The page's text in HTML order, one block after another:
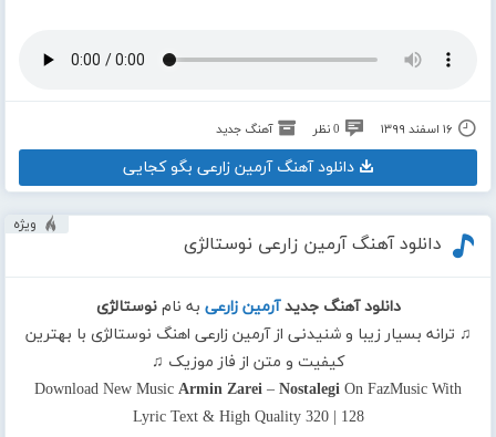
۱۶ اسفند ۱۳۹۹ 0 نظر آهنگ جدید
دانلود آهنگ آرمین زارعی بگو کجایی
دانلود آهنگ آرمین زارعی نوستالژی
ویژه
دانلود آهنگ جدید آرمین زارعی به نامنوستالژی
♫ ترانه بسیار زیبا و شنیدنی از آرمین زارعی اهنگ نوستالژی با بهترین
کیفیت و متن از فاز موزیک ♫
Download New Music Armin Zarei – Nostalegi On FazMusic With
Lyric Text & High Quality 320 | 128